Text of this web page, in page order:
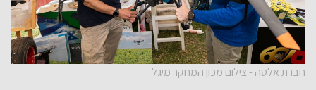
חברת אלטה - צילום מכון המחקר מיגל